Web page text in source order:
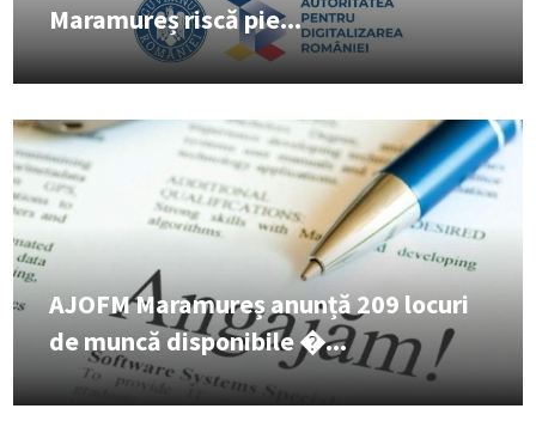
Maramureș riscă pie...
AJOFM Maramureș anunță 209 locuri
de muncă disponibile �...